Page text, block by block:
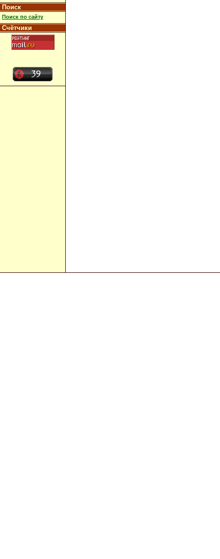
Поиск
Поиск по сайту
Счётчики